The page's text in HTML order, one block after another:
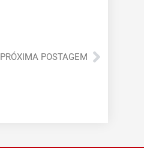
PRÓXIMA POSTAGEMPróximo